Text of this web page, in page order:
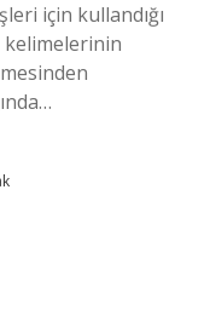
için kullandığı
kelimelerinin